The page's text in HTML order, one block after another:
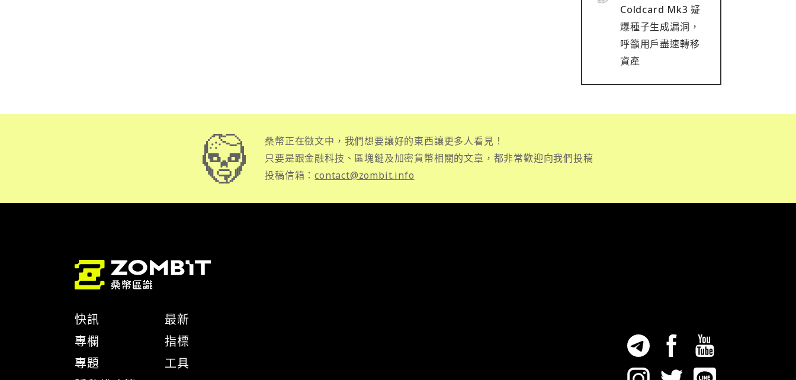
Coldcard Mk3 疑
爆種子生成漏洞，
呼籲用戶盡速轉移
資產
桑幣正在徵文中，我們想要讓好的東西讓更多人看見！
只要是跟金融科技、區塊鏈及加密貨幣相關的文章，都非常歡迎向我們投稿
投稿信箱：contact@zombit.info
快訊
專欄
專題
最新
指標
工具